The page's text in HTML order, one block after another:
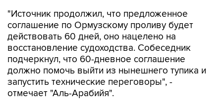
"Источник продолжил, что предложенное
соглашение по Ормузскому проливу будет
действовать 60 дней, оно нацелено на
восстановление судоходства. Собеседник
подчеркнул, что 60-дневное соглашение
должно помочь выйти из нынешнего тупика и
запустить технические переговоры", -
отмечает "Аль-Арабийя".